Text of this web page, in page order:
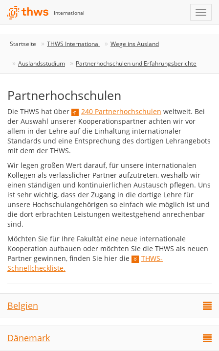
International
Startseite THWS International Wege ins Ausland
Auslandsstudium Partnerhochschulen und Erfahrungsberichte
Partnerhochschulen
Die THWS hat über 240 Partnerhochschulen weltweit. Bei
der Auswahl unserer Kooperationspartner achten wir vor
allem in der Lehre auf die Einhaltung internationaler
Standards und eine Entsprechung des dortigen Lehrangebots
mit dem der THWS.
Wir legen großen Wert darauf, für unsere internationalen
Kollegen als verlässlicher Partner aufzutreten, weshalb wir
einen ständigen und kontinuierlichen Austausch pflegen. Uns
ist sehr wichtig, dass der Zugang in die dortige Lehre für
unsere Hochschulangehörigen so einfach wie möglich ist und
die dort erbrachten Leistungen weitestgehend anrechenbar
sind.
Möchten Sie für Ihre Fakultät eine neue internationale
Kooperation aufbauen oder möchten Sie die THWS als neuen
Partner gewinnen, finden Sie hier die
THWS-
Schnellcheckliste.
Belgien
Dänemark